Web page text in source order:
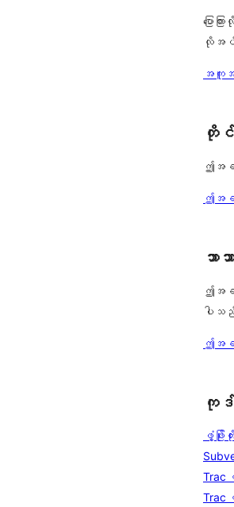
ပြော
လိုအပ်
အကူအ
တိုင်
ဤအခင်
ဤအခ
ဘာသ
ဤအခ
ပါသ
ဤအခ
ကုဒ်
ဖွံ့ဖြို
Trac
Trac